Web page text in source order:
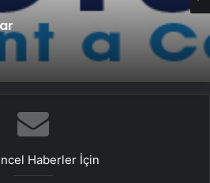
Haberler İçin